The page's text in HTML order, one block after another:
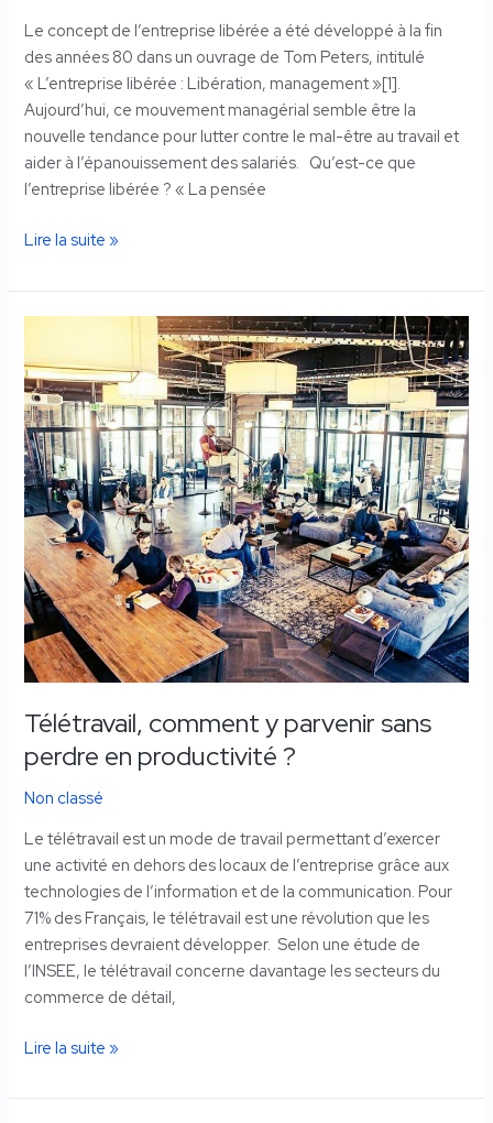
Le concept de l’entreprise libérée a été développé à la fin
des années 80 dans un ouvrage de Tom Peters, intitulé
« L’entreprise libérée : Libération, management »[1].
Aujourd’hui, ce mouvement managérial semble être la
nouvelle tendance pour lutter contre le mal-être au travail et
aider à l’épanouissement des salariés. Qu’est-ce que
l’entreprise libérée ? « La pensée
Lire la suite »
Télétravail, comment y parvenir sans
perdre en productivité ?
Non classé
Le télétravail est un mode de travail permettant d’exercer
une activité en dehors des locaux de l’entreprise grâce aux
technologies de l’information et de la communication. Pour
71% des Français, le télétravail est une révolution que les
entreprises devraient développer. Selon une étude de
l’INSEE, le télétravail concerne davantage les secteurs du
commerce de détail,
y
parvenir
sans
perdre
en
productivité
?
Lire la suite »